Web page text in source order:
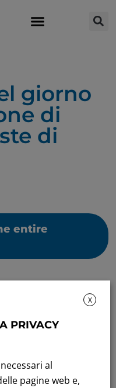
giorno
di
di
entire
Exchange
X
PRIVACY
al
pagine web e,